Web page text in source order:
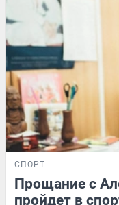
СПОРТ
Прощание с
пройдет в